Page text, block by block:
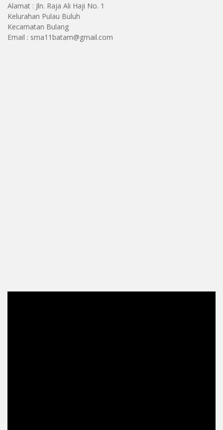
Alamat : Jln. Raja Ali Haji No. 1
Kelurahan Pulau Buluh
Kecamatan Bulang
Email : sma11batam@gmail.com